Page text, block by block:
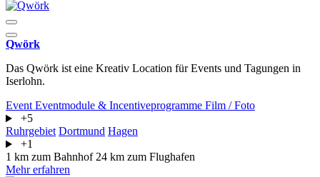
Qwörk
Das Qwörk ist eine Kreativ Location für Events und Tagungen in
Iserlohn.
Event Eventmodule & Incentiveprogramme Film / Foto
+5
Ruhrgebiet Dortmund Hagen
+1
1 km zum Bahnhof 24 km zum Flughafen
Mehr erfahren